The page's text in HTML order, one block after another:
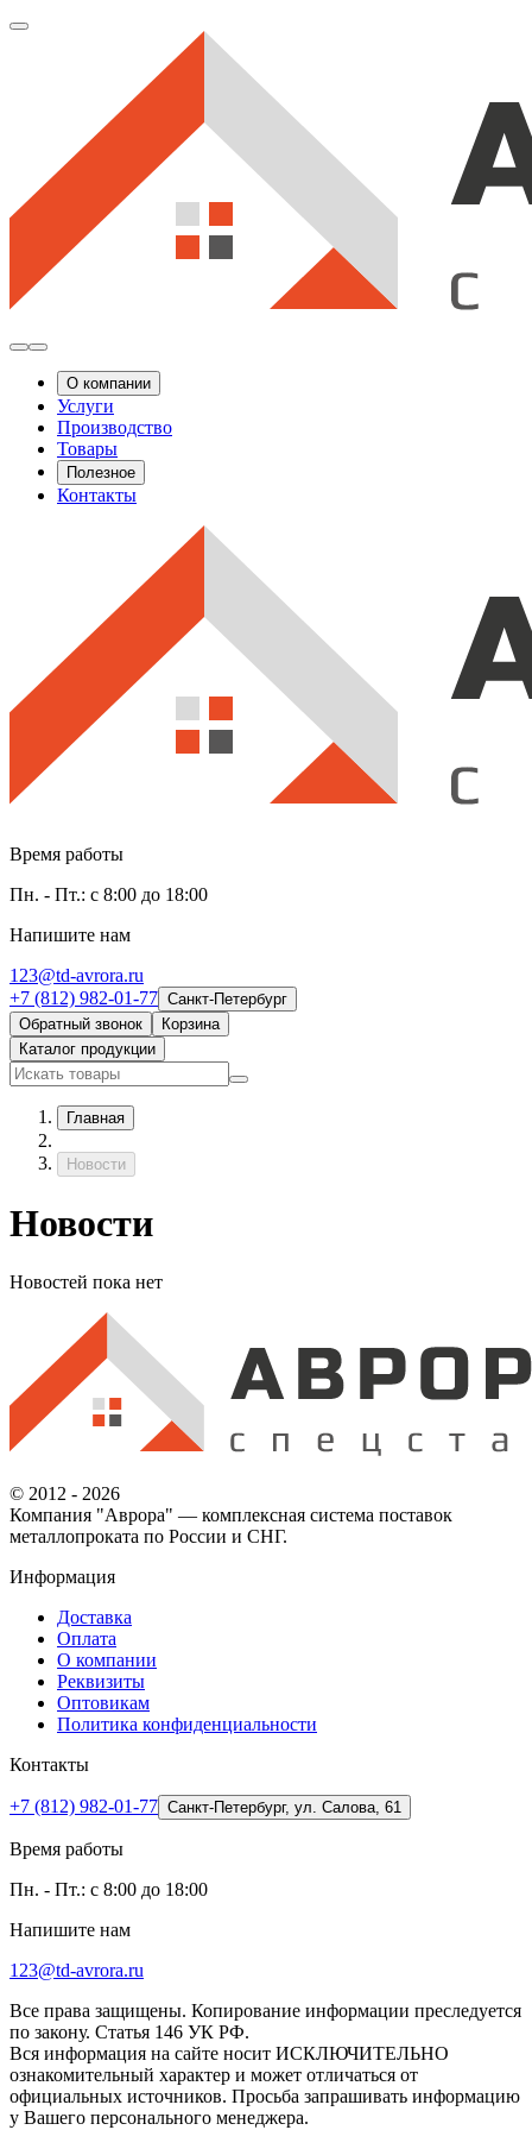
О компании
Услуги
Производство
Товары
Полезное
Контакты
Время работы
Пн. - Пт.: с 8:00 до 18:00
Напишите нам
123@td-avrora.ru
+7 (812) 982-01-77 Санкт-Петербург
Обратный звонок
Корзина
Каталог продукции
Главная
Новости
Новости
Новостей пока нет
© 2012 - 2026
Компания "Аврора" — комплексная система поставок
металлопроката по России и СНГ.
Информация
Доставка
Оплата
О компании
Реквизиты
Оптовикам
Политика конфиденциальности
Контакты
+7 (812) 982-01-77 Санкт-Петербург, ул. Салова, 61
Время работы
Пн. - Пт.: с 8:00 до 18:00
Напишите нам
123@td-avrora.ru
Все права защищены. Копирование информации преследуется
по закону. Статья 146 УК РФ.
Вся информация на сайте носит ИСКЛЮЧИТЕЛЬНО
ознакомительный характер и может отличаться от
официальных источников. Просьба запрашивать информацию
у Вашего персонального менеджера.